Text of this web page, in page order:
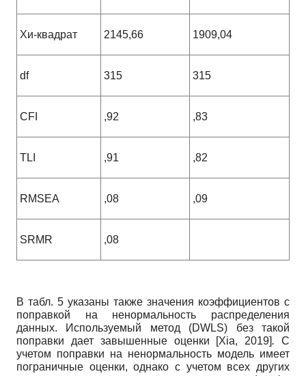
Хи-квадрат 2145,66 1909,04
df 315 315
CFI ,92 ,83
TLI ,91 ,82
RMSEA ,08 ,09
SRMR ,08
В табл. 5 указаны также значения коэффициентов с
поправкой на ненормальность распределения
данных. Используемый метод (DWLS) без такой
поправки дает завышенные оценки [Xia, 2019]. С
учетом поправки на ненормальность модель имеет
пограничные оценки, однако с учетом всех других